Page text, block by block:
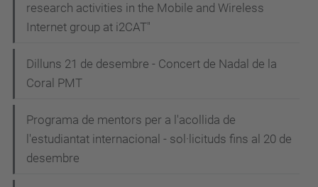
research activities in the Mobile and Wireless
Internet group at i2CAT"
Dilluns 21 de desembre - Concert de Nadal de la
Coral PMT
Programa de mentors per a l'acollida de
l'estudiantat internacional - sol·licituds fins al 20 de
desembre